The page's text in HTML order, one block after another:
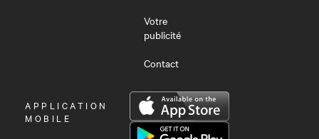
Votre
publicité
Contact
OUVRIR
LE
APPLICATION
MOBILE